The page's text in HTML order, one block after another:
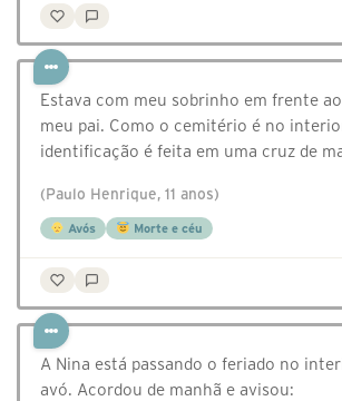
Estava com meu sobrinho em frente
meu pai. Como o cemitério é no
identificação é feita em uma cruz de
(Paulo Henrique, 11 anos)
Avós Morte e céu
A Nina está passando o feriado no
avó. Acordou de manhã e avisou: